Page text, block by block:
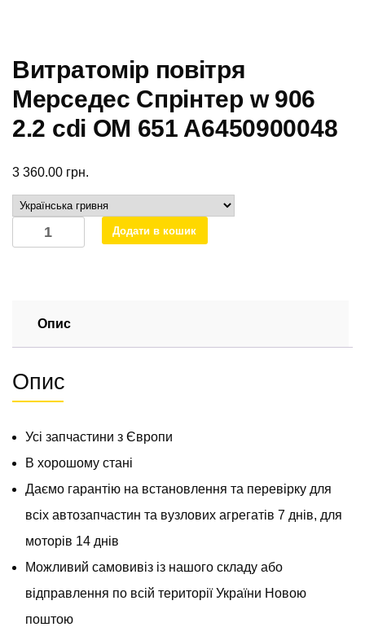
Витратомір повітря
Мерседес Спрінтер w 906
2.2 cdi OM 651 A6450900048
3 360.00 грн.
Витратомір
повітря
OM
651
кількість
Додати в кошик
Опис
Опис
Усі запчастини з Європи
В хорошому стані
Даємо гарантію на встановлення та перевірку для
всіх автозапчастин та вузлових агрегатів 7 днів, для
моторів 14 днів
Можливий самовивіз із нашого складу або
відправлення по всій території України Новою
поштою